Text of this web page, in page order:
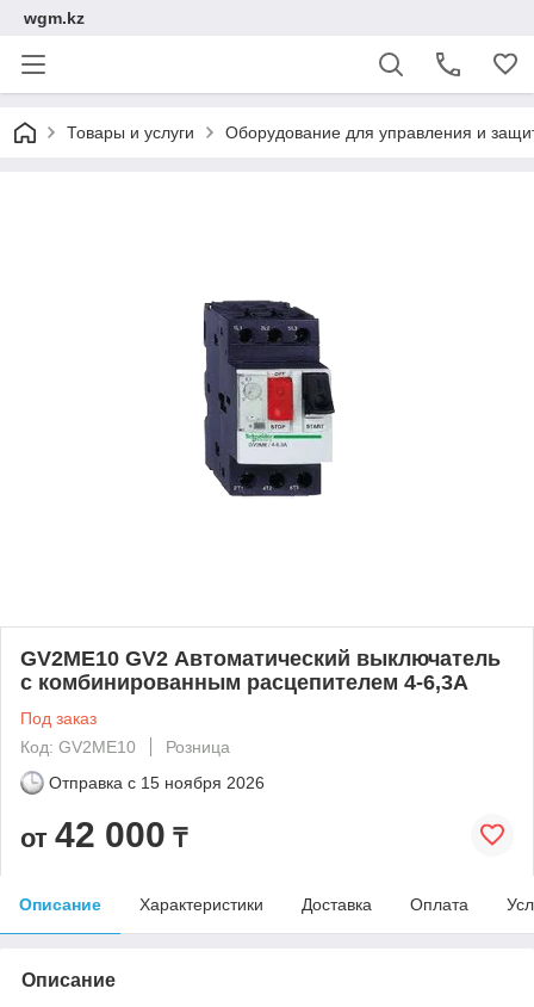
wgm.kz
Товары и услуги Оборудование для управления и
GV2ME10 GV2 Автоматический выключатель
с комбинированным расцепителем 4-6,3А
Под заказ
Код: GV2ME10
Розница
Отправка с 15 ноября 2026
от 42 000 ₸
Описание Характеристики Доставка Оплата
Описание